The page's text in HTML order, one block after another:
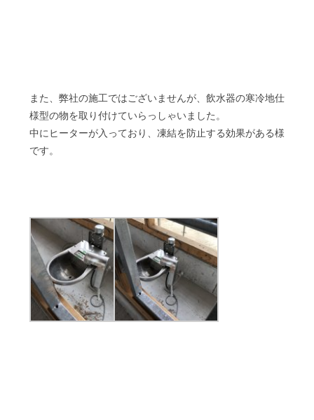
また、弊社の施工ではございませんが、飲水器の寒冷地仕
様型の物を取り付けていらっしゃいました。
中にヒーターが入っており、凍結を防止する効果がある様
です。